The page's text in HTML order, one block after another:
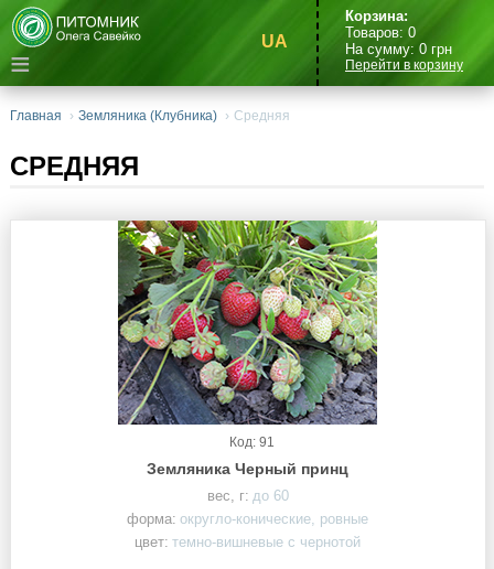
≡
UA
Корзина:
Товаров: 0
На сумму: 0 грн
Перейти в корзину
Главная › Земляника (Клубника) › Средняя
СРЕДНЯЯ
Код: 91
Земляника Черный принц
вес, г: до 60
форма: округло-конические, ровные
цвет: темно-вишневые с чернотой